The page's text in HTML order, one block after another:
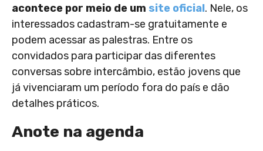
acontece por meio de um site oficial. Nele, os
interessados cadastram-se gratuitamente e
podem acessar as palestras. Entre os
convidados para participar das diferentes
conversas sobre intercâmbio, estão jovens que
já vivenciaram um período fora do país e dão
detalhes práticos.
Anote na agenda